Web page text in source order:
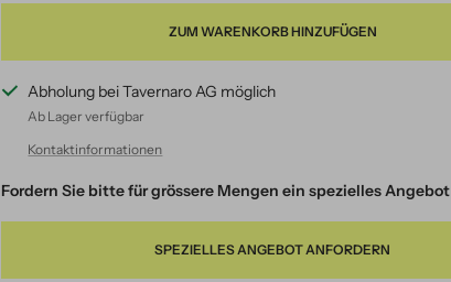
ZUM WARENKORB HINZUFÜGEN
Abholung bei Tavernaro AG möglich
Ab Lager verfügbar
Kontaktinformationen
Fordern Sie bitte für grössere Mengen ein spezielles
SPEZIELLES ANGEBOT ANFORDERN